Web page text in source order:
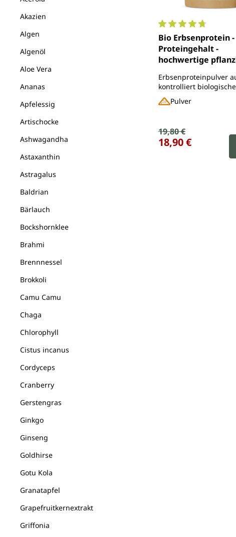
Akazien
Algen
Algenöl
Aloe Vera
Ananas
Apfelessig
Artischocke
Ashwagandha
Astaxanthin
Astragalus
Baldrian
Bärlauch
Bockshornklee
Brahmi
Brennnessel
Brokkoli
Camu Camu
Chaga
Chlorophyll
Cistus incanus
Cordyceps
Cranberry
Gerstengras
Ginkgo
Ginseng
Goldhirse
Gotu Kola
Granatapfel
Grapefruitkernextrakt
Griffonia
Durchschnittliche
Bio Erbsenprotein -
Proteingehalt -
hochwertige
Unimedica
Erbsenproteinpulver
kontrolliert
- mit 86 % Proteingehalt
Pulver
Verkaufspreis:
Regulärer Preis:
19,80 €
18,90 €